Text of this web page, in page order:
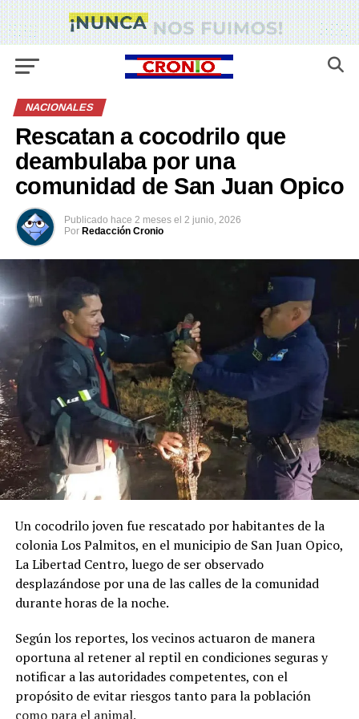
NACIONALES
Rescatan a cocodrilo que
deambulaba por una
comunidad de San Juan Opico
Publicado hace 2 meses el 2 junio, 2026
Por Redacción Cronio
Un cocodrilo joven fue rescatado por habitantes de la
colonia Los Palmitos, en el municipio de San Juan Opico,
La Libertad Centro, luego de ser observado
desplazándose por una de las calles de la comunidad
durante horas de la noche.
Según los reportes, los vecinos actuaron de manera
oportuna al retener al reptil en condiciones seguras y
notificar a las autoridades competentes, con el
propósito de evitar riesgos tanto para la población
como para el animal.